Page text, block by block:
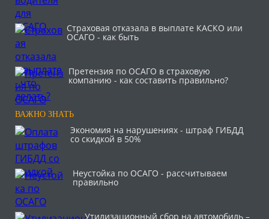
Страховая отказала в выплате КАСКО или
ОСАГО - как быть
Претензия по ОСАГО в страховую
компанию - как составить правильно?
ВАЖНО ЗНАТЬ
Экономия на нарушениях - штраф ГИБДД
со скидкой в 50%
Неустойка по ОСАГО - рассчитываем
правильно
Утилизационный сбор на автомобиль –